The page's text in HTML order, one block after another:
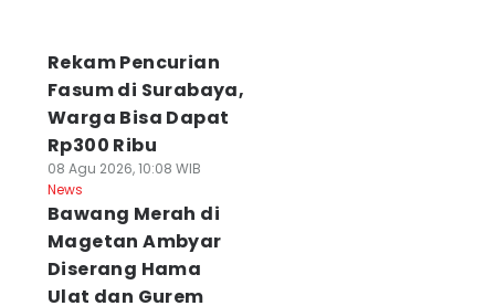
Rekam Pencurian
Fasum di Surabaya,
Warga Bisa Dapat
Rp300 Ribu
08 Agu 2026, 10:08 WIB
News
Bawang Merah di
Magetan Ambyar
Diserang Hama
Ulat dan Gurem